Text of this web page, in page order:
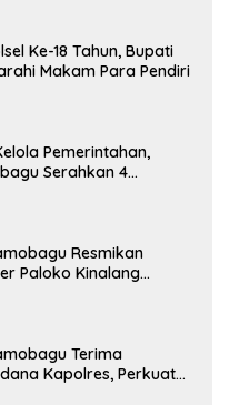
Ke-18 Tahun, Bupati
Makam Para Pendiri
Pemerintahan,
Serahkan 4
Resmikan
Paloko Kinalang
Terima
Kapolres, Perkuat